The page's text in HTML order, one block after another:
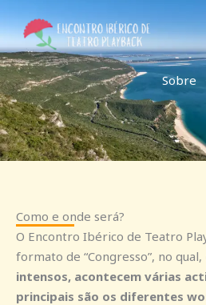
to
content
Sobre
Como e onde será?
O Encontro Ibérico de Teatro
formato de “Congresso”, no qual,
intensos, acontecem várias
principais são os diferentes